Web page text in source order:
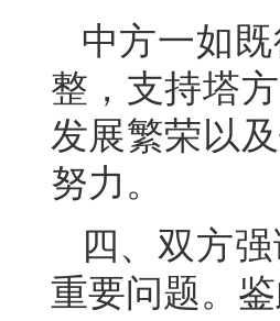
中方一如
整，支持塔
发展繁荣以
努力。
四、双方
重要问题。